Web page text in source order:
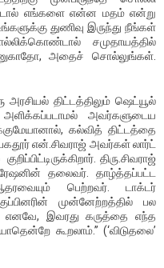
எங்களை என்ன மதம் என்று
துணிவு இருந்து நீங்கள்
சமுதாயத்தில்
அதைச் சொல்லுங்கள்.
அரசியல் திட்டத்திலும் ஷெட்யூல்
அளிக்கப்படாமல் அவர்களுடைய
கல்வித் திட்டத்தை
என்.சிவராஜ் அவர்கள் லார்ட்
திரு.சிவராஜ்
தலைவர். தாழ்த்தப்பட்ட
பெற்றவர். டாக்டர்
முன்னேற்றத்தில் பல
இவரது கருத்தை எந்த
கூறலாம்.’’ (‘விடுதலை’